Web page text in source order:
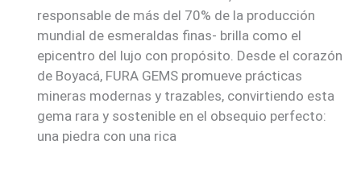
responsable de más del 70% de la producción
mundial de esmeraldas finas- brilla como el
epicentro del lujo con propósito. Desde el corazón
de Boyacá, FURA GEMS promueve prácticas
mineras modernas y trazables, convirtiendo esta
gema rara y sostenible en el obsequio perfecto:
una piedra con una rica